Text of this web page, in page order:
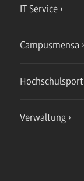
IT Service
Campusmensa
Hochschulsport
Verwaltung